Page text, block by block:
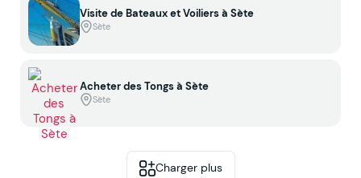
Visite de Bateaux et Voiliers à Sète
Sète
Acheter des Tongs à Sète
Sète
Charger plus